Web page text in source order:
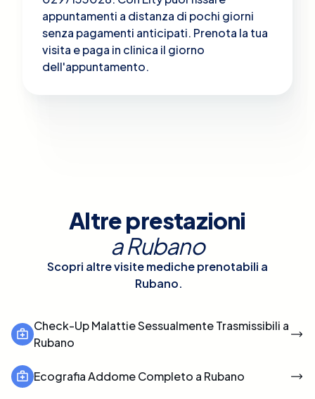
appuntamenti a distanza di pochi giorni
senza pagamenti anticipati. Prenota la tua
visita e paga in clinica il giorno
dell'appuntamento.
Altre prestazioni
aRubano
Scopri altre visite mediche prenotabili a
Rubano.
Check-Up Malattie Sessualmente Trasmissibili a
Rubano
Ecografia Addome Completo a Rubano